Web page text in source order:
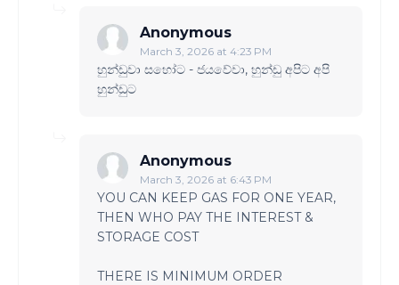
Anonymous
March 3, 2026 at 4:23 PM
හුන්ඩුවා සහෝට - ජයවේවා, හුන්ඩු අපිට අපි
හුන්ඩුට​
Anonymous
March 3, 2026 at 6:43 PM
YOU CAN KEEP GAS FOR ONE YEAR,
THEN WHO PAY THE INTEREST &
STORAGE COST
THERE IS MINIMUM ORDER